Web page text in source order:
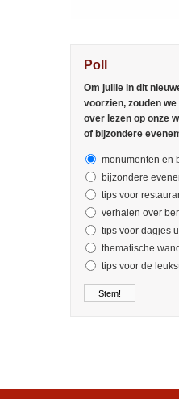
Poll
Om jullie in dit
voorzien, zouden
over lezen op onze
of bijzondere
monumenten en
bijzondere
tips voor
verhalen over
tips voor dagjes
thematische
tips voor de